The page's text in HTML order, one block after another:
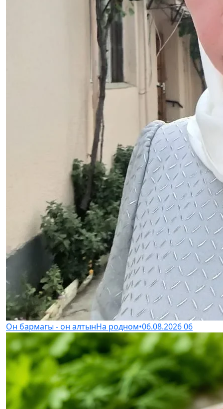
Он бармагы - он алтынНа родном•06.08.202606